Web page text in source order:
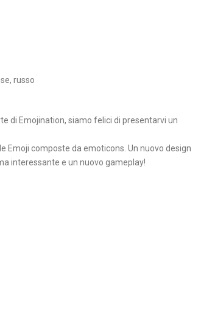
russo
di Emojination, siamo felici di presentarvi un
Emoji composte da emoticons. Un nuovo design
interessante e un nuovo gameplay!